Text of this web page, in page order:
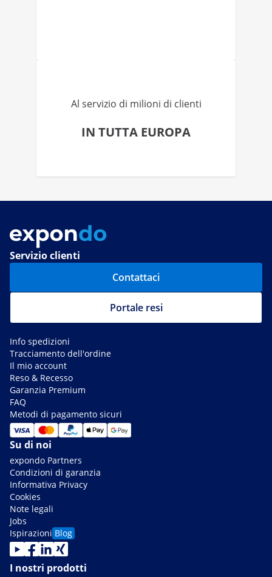
Al servizio di milioni di clienti
IN TUTTA EUROPA
Servizio clienti
Contattaci
Portale resi
Info spedizioni
Tracciamento dell'ordine
Il mio account
Reso & Recesso
Garanzia Premium
FAQ
Metodi di pagamento sicuri
Su di noi
expondo Partners
Condizioni di garanzia
Informativa Privacy
Cookies
Note legali
Jobs
Ispirazioni Blog
I nostri prodotti